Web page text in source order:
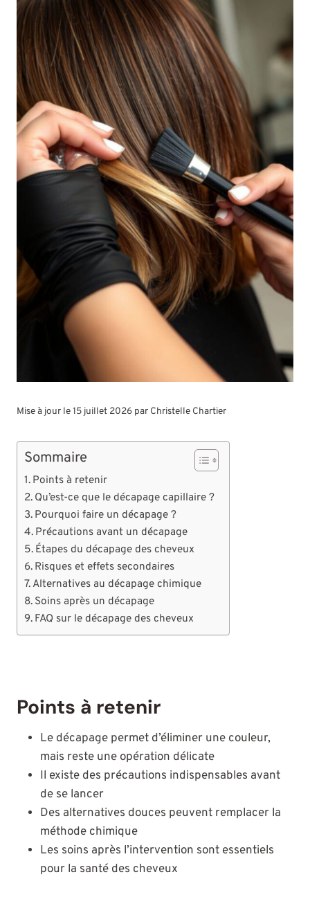
Mise à jour le 15 juillet 2026 par Christelle Chartier
Sommaire
Points à retenir
Qu’est-ce que le décapage capillaire ?
Pourquoi faire un décapage ?
Précautions avant un décapage
Étapes du décapage des cheveux
Risques et effets secondaires
Alternatives au décapage chimique
Soins après un décapage
FAQ sur le décapage des cheveux
Points à retenir
Le décapage permet d’éliminer une couleur,
mais reste une opération délicate
Il existe des précautions indispensables avant
de se lancer
Des alternatives douces peuvent remplacer la
méthode chimique
Les soins après l’intervention sont essentiels
pour la santé des cheveux